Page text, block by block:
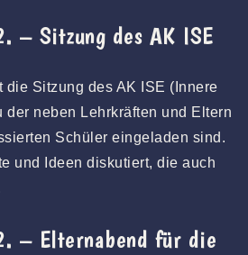
– Sitzung des AK ISE
die Sitzung des AK ISE (Innere
der neben Lehrkräften und Eltern
Schüler eingeladen sind.
und Ideen diskutiert, die auch
– Elternabend für die